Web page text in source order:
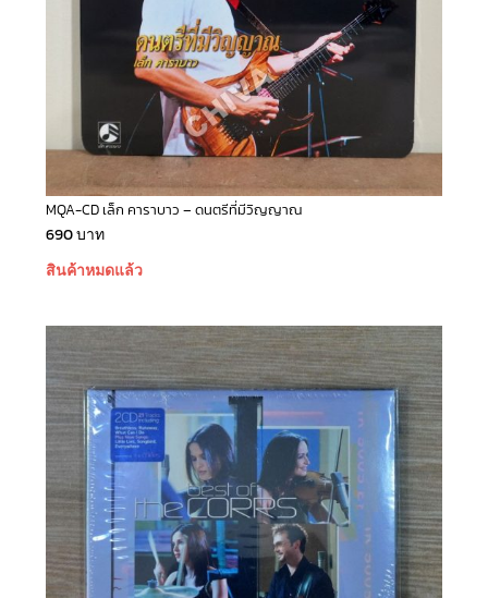
MQA-CD เล็ก คาราบาว – ดนตรีที่มีวิญญาณ
690บาท
สินค้าหมดแล้ว